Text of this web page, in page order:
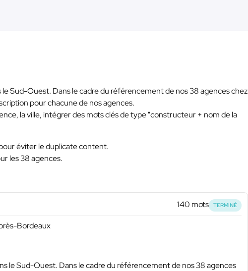
Sud-Ouest. Dans le cadre du référencement de nos 38 agences chez
pour chacune de nos agences.
la ville, intégrer des mots clés de type "constructeur + nom de la
éviter le duplicate content.
les 38 agences.
140 mots TERMINÉ
Bordeaux
le Sud-Ouest. Dans le cadre du référencement de nos 38 agences